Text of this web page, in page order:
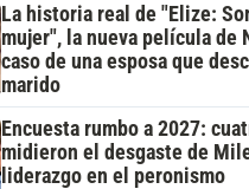
La historia real de "Elize:
mujer", la nueva película de
caso de una esposa que
marido
Encuesta rumbo a 2027:
midieron el desgaste de
liderazgo en el peronismo